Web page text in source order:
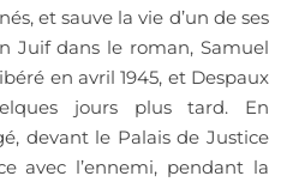
et sauve la vie d’un de ses
Juif dans le roman, Samuel
en avril 1945, et Despaux
jours plus tard. En
devant le Palais de Justice
avec l’ennemi, pendant la